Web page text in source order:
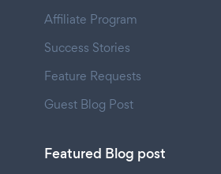
Affiliate Program
Success Stories
Feature Requests
Guest Blog Post
Featured Blog post